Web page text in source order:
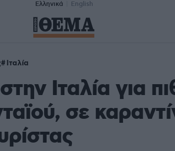
Ελληνικά English
Ιταλία
Ιταλία για
σε